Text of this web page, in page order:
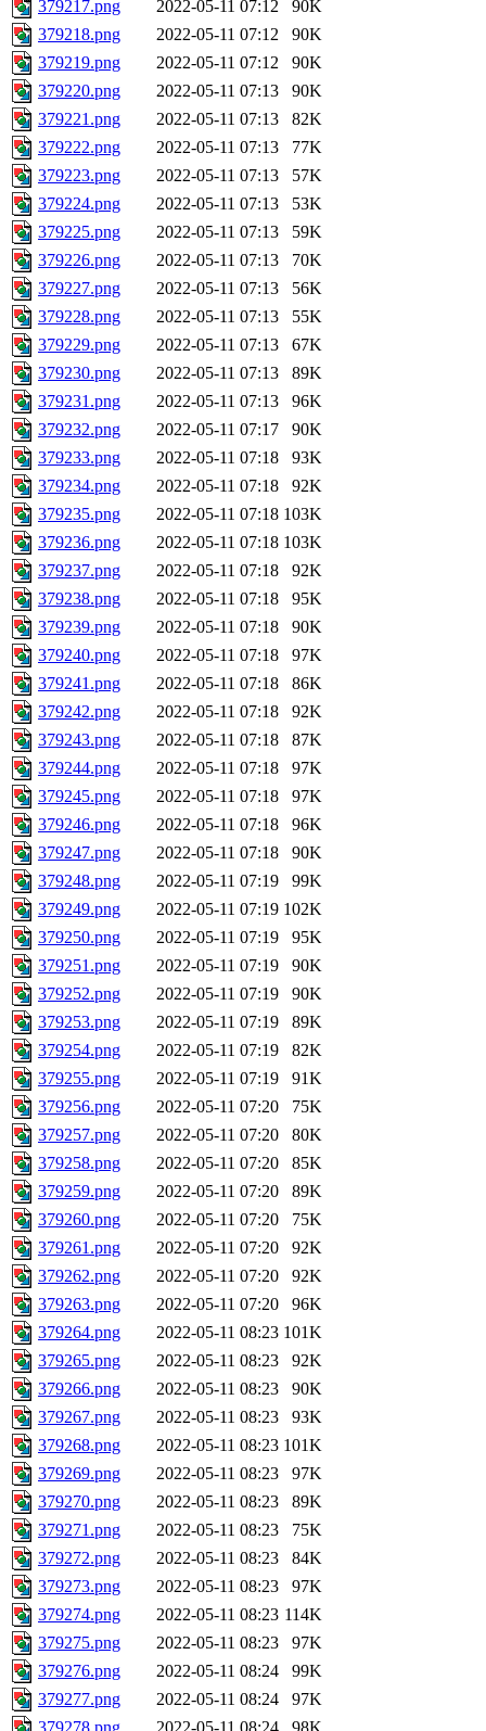
379217.png 2022-05-11 07:12
90K
379218.png
2022-05-11 07:12
90K
379219.png
2022-05-11 07:12
90K
379220.png
2022-05-11 07:13
90K
379221.png
2022-05-11 07:13
82K
379222.png
2022-05-11 07:13
77K
379223.png
2022-05-11 07:13
57K
379224.png
2022-05-11 07:13
53K
379225.png
2022-05-11 07:13
59K
379226.png
2022-05-11 07:13
70K
379227.png
2022-05-11 07:13
56K
379228.png
2022-05-11 07:13
55K
379229.png
2022-05-11 07:13
67K
379230.png
2022-05-11 07:13
89K
379231.png
2022-05-11 07:13
96K
379232.png
2022-05-11 07:17
90K
379233.png
2022-05-11 07:18
93K
379234.png
2022-05-11 07:18
92K
379235.png
2022-05-11 07:18 103K
379236.png
2022-05-11 07:18 103K
379237.png
2022-05-11 07:18
92K
379238.png
2022-05-11 07:18
95K
379239.png
2022-05-11 07:18
90K
379240.png
2022-05-11 07:18
97K
379241.png
2022-05-11 07:18
86K
379242.png
2022-05-11 07:18
92K
379243.png
2022-05-11 07:18
87K
379244.png
2022-05-11 07:18
97K
379245.png
2022-05-11 07:18
97K
379246.png
2022-05-11 07:18
96K
379247.png
2022-05-11 07:18
90K
379248.png
2022-05-11 07:19
99K
379249.png
2022-05-11 07:19 102K
379250.png
2022-05-11 07:19
95K
379251.png
2022-05-11 07:19
90K
379252.png
2022-05-11 07:19
90K
379253.png
2022-05-11 07:19
89K
379254.png
2022-05-11 07:19
82K
379255.png
2022-05-11 07:19
91K
379256.png
2022-05-11 07:20
75K
379257.png
2022-05-11 07:20
80K
379258.png
2022-05-11 07:20
85K
379259.png
2022-05-11 07:20
89K
379260.png
2022-05-11 07:20
75K
379261.png
2022-05-11 07:20
92K
379262.png
2022-05-11 07:20
92K
379263.png
2022-05-11 07:20
96K
379264.png
2022-05-11 08:23 101K
379265.png
2022-05-11 08:23
92K
379266.png
2022-05-11 08:23
90K
379267.png
2022-05-11 08:23
93K
379268.png
2022-05-11 08:23 101K
379269.png
2022-05-11 08:23
97K
379270.png
2022-05-11 08:23
89K
379271.png
2022-05-11 08:23
75K
379272.png
2022-05-11 08:23
84K
379273.png
2022-05-11 08:23
97K
379274.png
2022-05-11 08:23 114K
379275.png
2022-05-11 08:23
97K
379276.png
2022-05-11 08:24
99K
379277.png
2022-05-11 08:24
97K